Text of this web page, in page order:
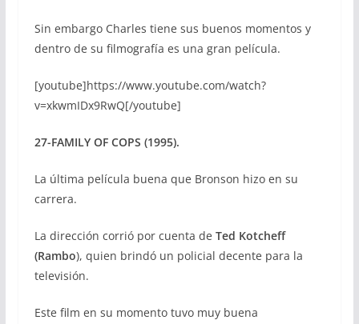
Sin embargo Charles tiene sus buenos momentos y
dentro de su filmografía es una gran película.
[youtube]https://www.youtube.com/watch?
v=xkwmIDx9RwQ[/youtube]
27-FAMILY OF COPS (1995).
La última película buena que Bronson hizo en su
carrera.
La dirección corrió por cuenta de Ted Kotcheff
(Rambo), quien brindó un policial decente para la
televisión.
Este film en su momento tuvo muy buena